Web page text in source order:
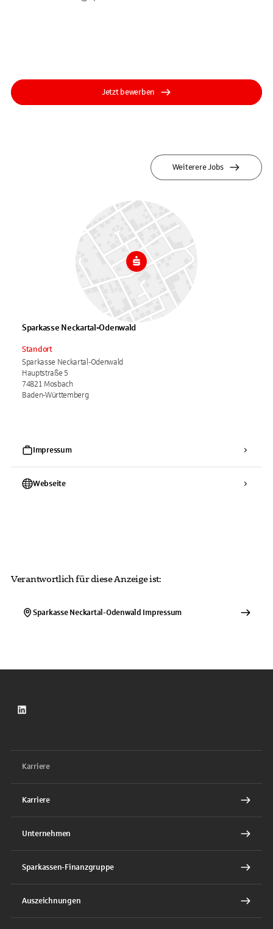
Jetzt bewerben
Weiterere Jobs
Sparkasse Neckartal-Odenwald
Standort
Sparkasse Neckartal-Odenwald
Hauptstraße 5
74821 Mosbach
Baden-Württemberg
Impressum
Webseite
Verantwortlich für diese Anzeige ist:
Sparkasse Neckartal-Odenwald Impressum
LinkedIn
Karriere
Karriere
Unternehmen
Sparkassen-Finanzgruppe
Auszeichnungen